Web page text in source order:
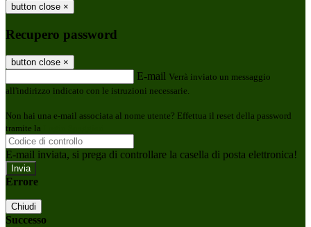
button close ×
Recupero password
button close ×
E-mail Verrà inviato un messaggio
all'indirizzo indicato con le istruzioni necessarie.
Non hai una e-mail associata al nome utente? Effettua il reset della password
tramite la
E-mail inviata, si prega di controllare la casella di posta elettronica!
Errore
Chiudi
Successo